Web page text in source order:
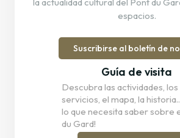
la actualidad cultural del Pont du
espacios.
Suscribirse al boletín de
Guía de visita
Descubra las actividades, los
servicios, el mapa, la
lo que necesita saber sobre
du Gard!